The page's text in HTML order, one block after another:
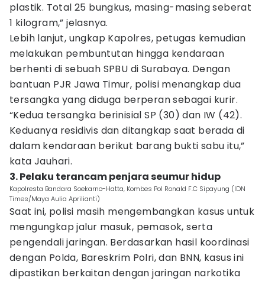
plastik. Total 25 bungkus, masing-masing seberat
1 kilogram,” jelasnya.
Lebih lanjut, ungkap Kapolres, petugas kemudian
melakukan pembuntutan hingga kendaraan
berhenti di sebuah SPBU di Surabaya. Dengan
bantuan PJR Jawa Timur, polisi menangkap dua
tersangka yang diduga berperan sebagai kurir.
“Kedua tersangka berinisial SP (30) dan IW (42).
Keduanya residivis dan ditangkap saat berada di
dalam kendaraan berikut barang bukti sabu itu,”
kata Jauhari.
3. Pelaku terancam penjara seumur hidup
Kapolresta Bandara Soekarno-Hatta, Kombes Pol Ronald F.C Sipayung (IDN
Times/Maya Aulia Aprilianti)
Saat ini, polisi masih mengembangkan kasus untuk
mengungkap jalur masuk, pemasok, serta
pengendali jaringan. Berdasarkan hasil koordinasi
dengan Polda, Bareskrim Polri, dan BNN, kasus ini
dipastikan berkaitan dengan jaringan narkotika